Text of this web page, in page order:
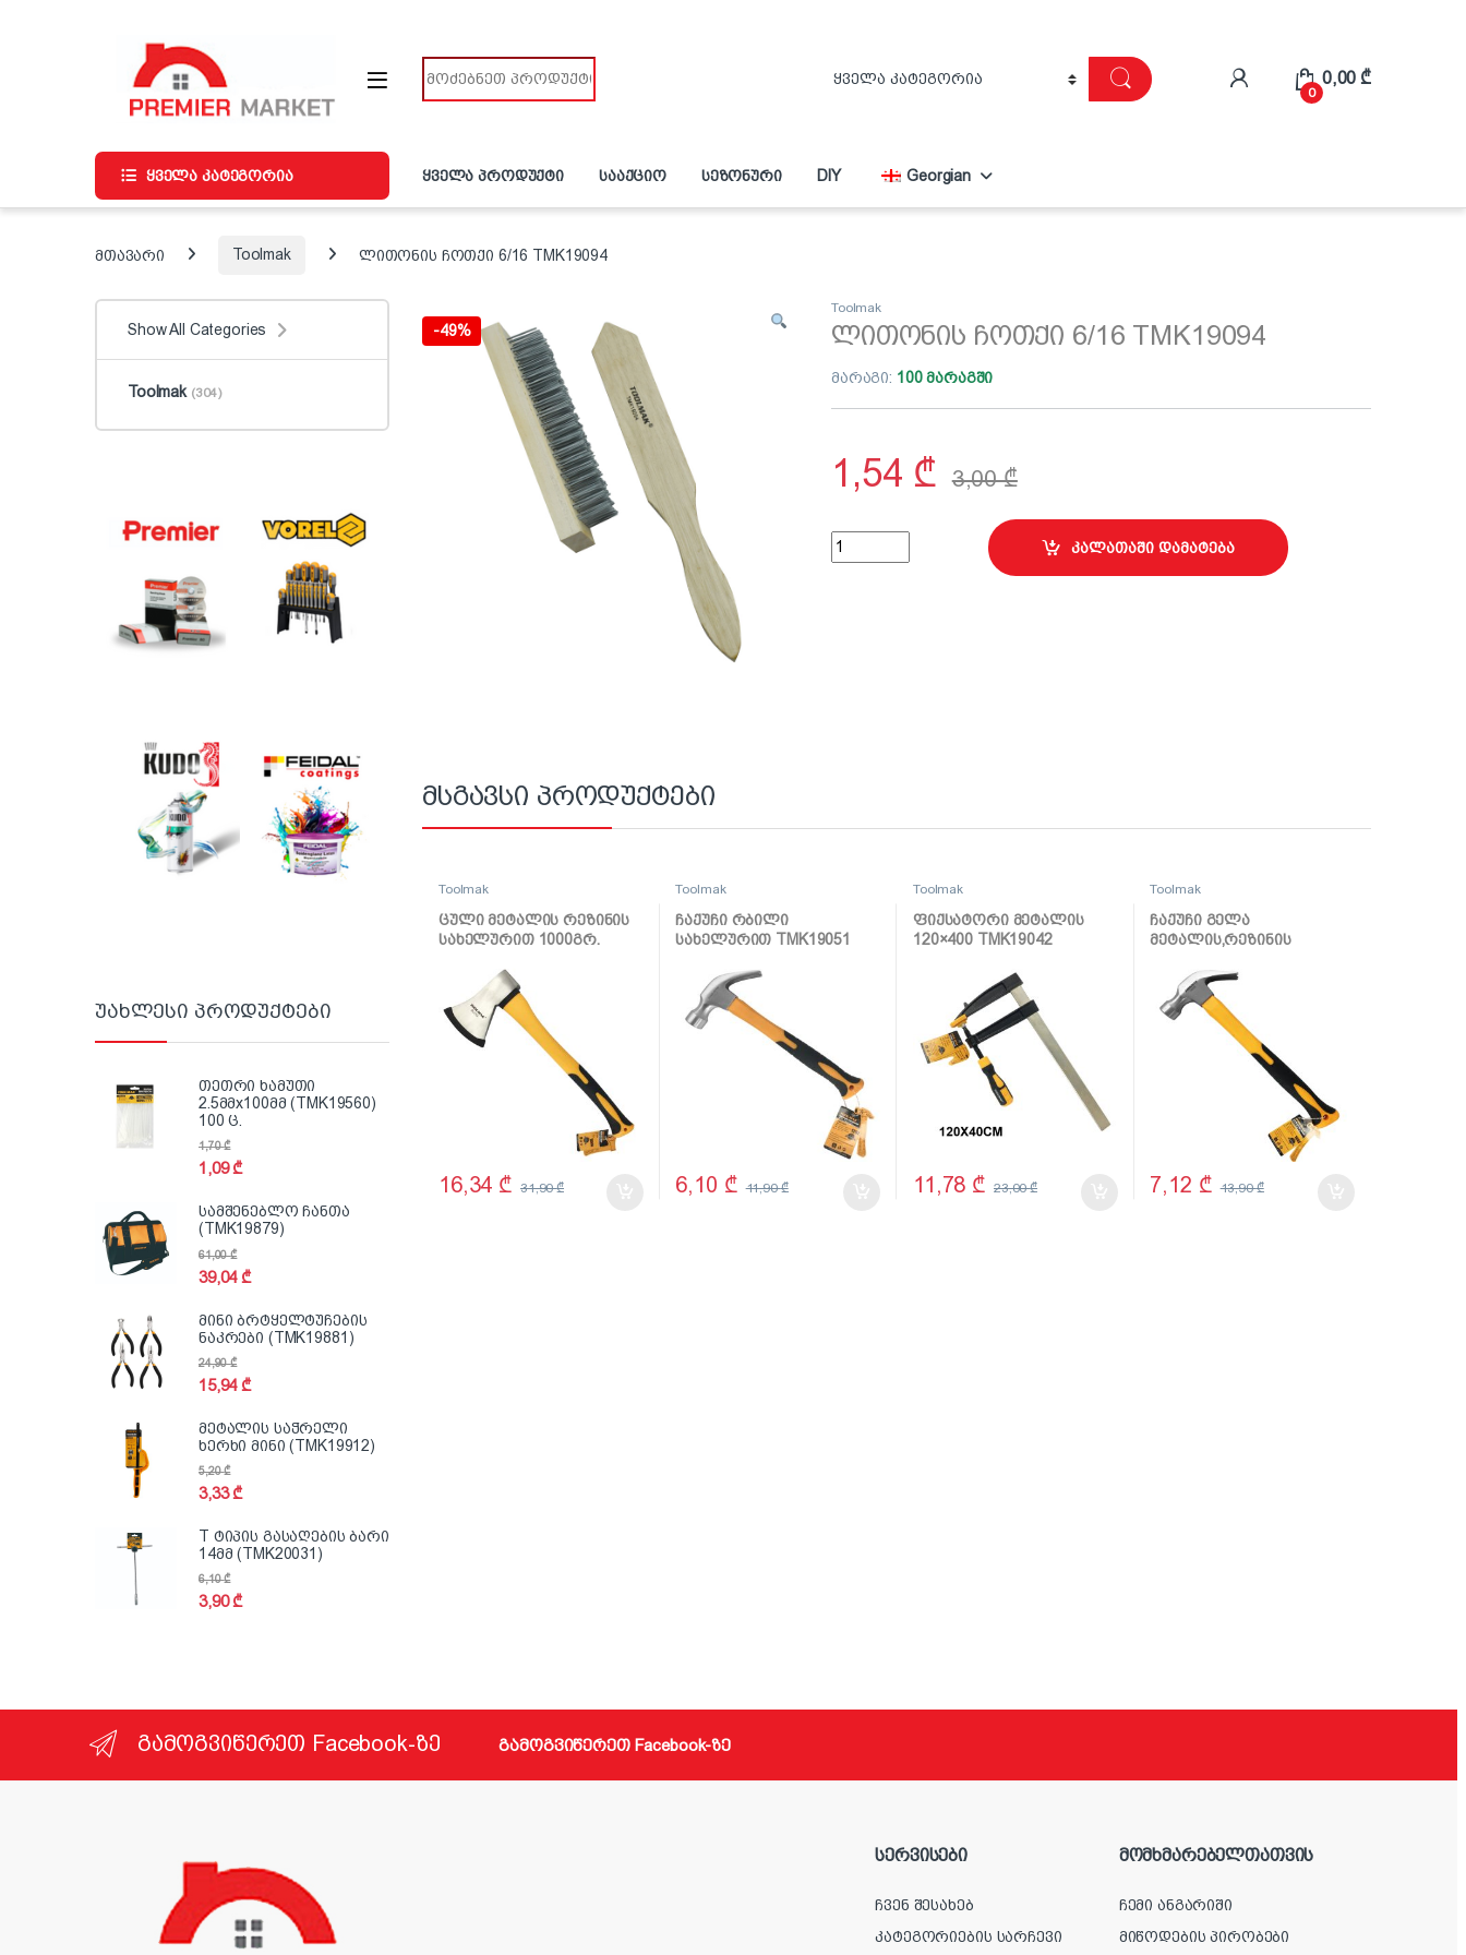
0
0,00 ₾
ყველა კატეგორია ყველა პროდუქტი სააქციო სეზონური DIY Georgian
მთავარი Toolmak ლითონის ჩოთქი 6/16 TMK19094
-49%
Toolmak
ლითონის ჩოთქი 6/16 TMK19094
მარაგი: 100 მარაგში
1,54 ₾ 3,00₾
ლითონის ჩოთქი 6/16 TMK19094 quantityკალათაში დამატება
მსგავსი პროდუქტები
Toolmak
ცული მეტალის რეზინის
სახელურით 1000გრ.
16,34 ₾ 31,90₾
Toolmak
ჩაქუჩი რბილი
სახელურით TMK19051
6,10 ₾ 11,90₾
Toolmak
ფიქსატორი მეტალის
120×400 TMK19042
11,78 ₾ 23,00₾
Toolmak
ჩაქუჩი გელა
მეტალის,რეზინის
TMK19052
7,12 ₾ 13,90₾
Show All Categories
Toolmak (304)
უახლესი პროდუქტები
თეთრი ხამუთი
2.5მმx100მმ (TMK19560)
100 ც.
1,09₾
1,70₾
სამშენებლო ჩანთა
(TMK19879)
39,04 ₾
61,00₾
მინი ბრტყელტუჩების
ნაკრები (TMK19881)
15,94 ₾
24,90₾
მეტალის საჭრელი
ხერხი მინი (TMK19912)
3,33₾
5,20₾
T ტიპის გასაღების ბარი
14მმ (TMK20031)
3,90₾
6,10₾
გამოგვიწერეთ Facebook-ზე გამოგვიწერეთ Facebook-ზე
სერვისები
ჩვენ შესახებ
კატეგორიების სარჩევი
მომხმარებელთათვის
ჩემი ანგარიში
მიწოდების პირობები